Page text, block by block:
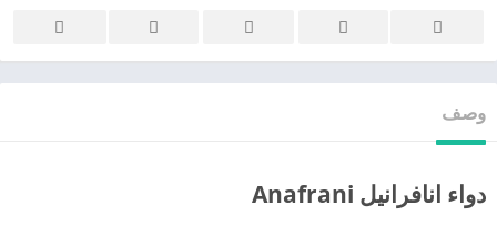
وصف
دواء انافرانيل Anafrani